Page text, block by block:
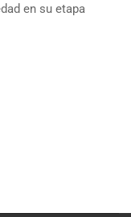
en su etapa